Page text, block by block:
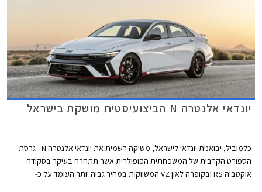
יונדאי אלנטרה N הביצועיסטית מושקת בישראל
כלמוביל, יבואנית יונדאי לישראל, משיקה רשמית את יונדאי אלנטרה N - גרסת
הספורט הקרבית של המשפחתית הפופולרית אשר תתחרה בעיקר בסקודה
אוקטביה RS ובקופרה לאון VZ המשווקות במחיר גבוה יותר העומד על כ-